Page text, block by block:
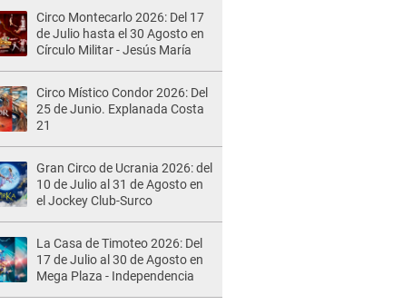
Circo Montecarlo 2026: Del 17
de Julio hasta el 30 Agosto en
Círculo Militar - Jesús María
Circo Místico Condor 2026: Del
25 de Junio. Explanada Costa
21
Gran Circo de Ucrania 2026: del
10 de Julio al 31 de Agosto en
el Jockey Club-Surco
La Casa de Timoteo 2026: Del
17 de Julio al 30 de Agosto en
Mega Plaza - Independencia